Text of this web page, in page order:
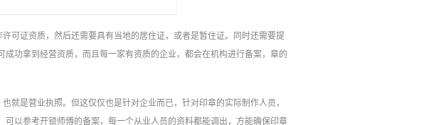
可证资质，然后还需要具有当地的居住证，或者是暂住证。同时还需要提
功拿到经营资质，而且每一家有资质的企业，都会在机构进行备案，章的
就是营业执照。但这仅仅也是针对企业而已，针对印章的实际制作人员，
以参考开锁师傅的备案，每一个从业人员的资料都能调出，方能确保印章